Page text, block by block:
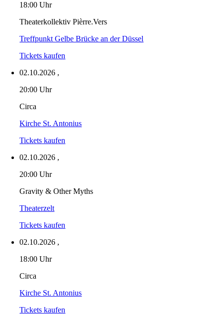
18:00 Uhr
Theaterkollektiv Pièrre.Vers
Treffpunkt Gelbe Brücke an der Düssel
Tickets kaufen
02.10.2026 ,
20:00 Uhr
Circa
Kirche St. Antonius
Tickets kaufen
02.10.2026 ,
20:00 Uhr
Gravity & Other Myths
Theaterzelt
Tickets kaufen
02.10.2026 ,
18:00 Uhr
Circa
Kirche St. Antonius
Tickets kaufen